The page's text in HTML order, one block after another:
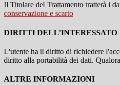
Il Titolare del Trattamento tratterà i
conservazione e scarto
DIRITTI DELL’INTERESSATO
L'utente ha il diritto di richiedere
diritto alla portabilità dei dati.
ALTRE INFORMAZIONI